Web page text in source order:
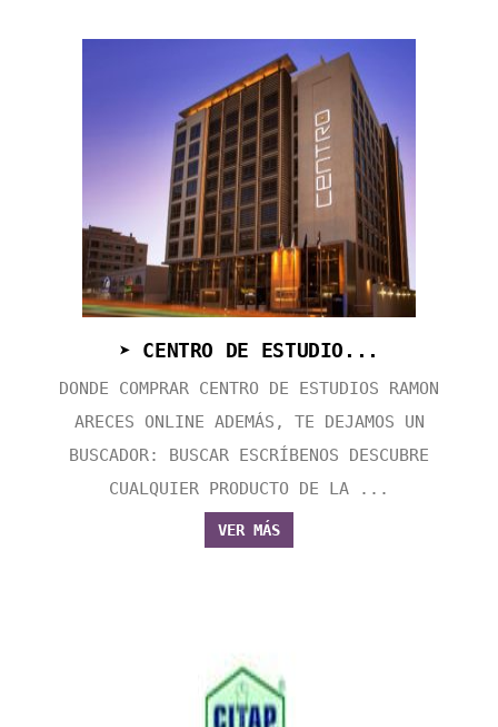
➤ CENTRO DE ESTUDIO...
DONDE COMPRAR CENTRO DE ESTUDIOS RAMON
ARECES ONLINE ADEMÁS, TE DEJAMOS UN
BUSCADOR: BUSCAR ESCRÍBENOS DESCUBRE
CUALQUIER PRODUCTO DE LA ...
VER MÁS